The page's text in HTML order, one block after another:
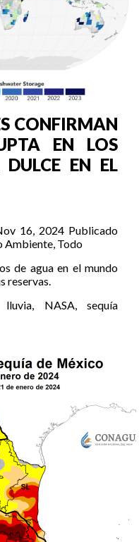
CONFIRMAN
EN LOS
EN EL
16, 2024 Publicado
Ambiente, Todo
de agua en el mundo
reservas.
lluvia, NASA, sequía